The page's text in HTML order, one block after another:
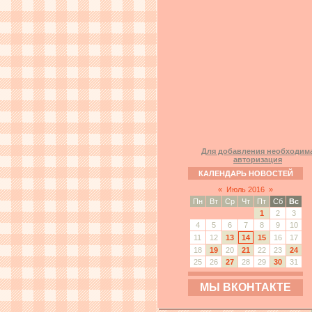
Для добавления
авторизация
КАЛЕНДАРЬ НОВОСТЕЙ
«
Июль 2016 »
Пн
Вт Ср Чт Пт Сб
Вс
1
2
3
4
5 6 7 8 9
10
11
12 13 14 15 16
17
18
19 20 21 22 23
24
25
26 27 28 29 30 31
МЫ ВКОНТАКТЕ